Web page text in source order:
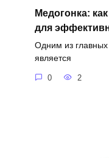
Медогонка:
для
Одним из главных
является
0 2